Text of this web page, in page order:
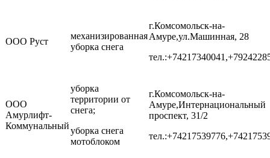
ООО Руст
механизированная
уборка снега
г.Комсомольск-на-
Амуре,ул.Машинная, 28
ООО
Амурлифт-
Коммунальный
уборка
территории от
снега;
уборка снега
мотоблоком
г.Комсомольск-на-
Амуре,Интернациональный
проспект, 31/2